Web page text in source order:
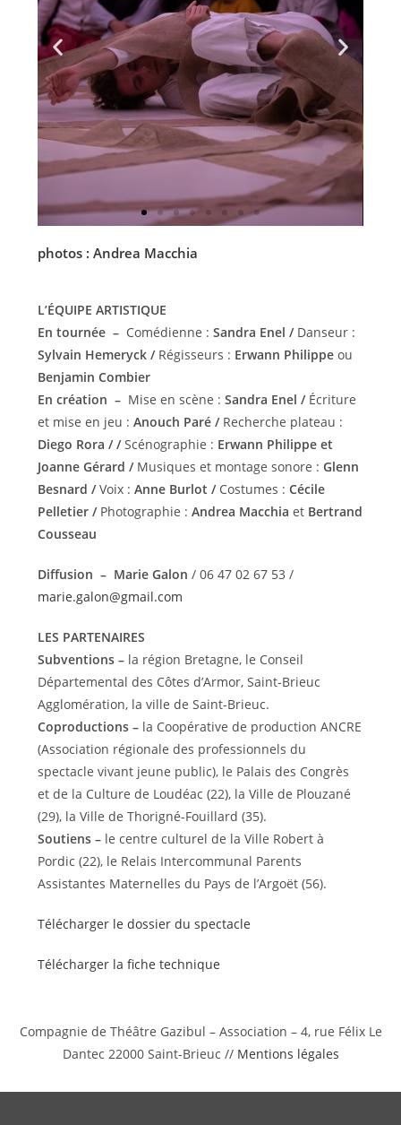
photos : Andrea Macchia
L’ÉQUIPE ARTISTIQUE
En tournée – Comédienne : Sandra Enel / Danseur :
Sylvain Hemeryck / Régisseurs : Erwann Philippeou
Benjamin Combier
En création – Mise en scène :Sandra Enel / Écriture
et mise en jeu :Anouch Paré / Recherche plateau :
Diego Rora //Scénographie : Erwann Philippe et
Joanne Gérard / Musiques et montage sonore :Glenn
Besnard /Voix :Anne Burlot / Costumes :Cécile
Pelletier / Photographie :Andrea Macchia et Bertrand
Cousseau
Diffusion – Marie Galon / 06 47 02 67 53 /
marie.galon@gmail.com
LES PARTENAIRES
Subventions – la région Bretagne, le Conseil
Départemental des Côtes d’Armor, Saint-Brieuc
Agglomération, la ville de Saint-Brieuc.
Coproductions – la Coopérative de production ANCRE
(Association régionale des professionnels du
spectacle vivant jeune public), le Palais des Congrès
et de la Culture de Loudéac (22), la Ville de Plouzané
(29), la Ville de Thorigné-Fouillard (35).
Soutiens – le centre culturel de la Ville Robert à
Pordic (22), le Relais Intercommunal Parents
Assistantes Maternelles du Pays de l’Argoët (56).
Télécharger le dossier du spectacle
Télécharger la fiche technique
Compagnie de Théâtre Gazibul – Association – 4, rue Félix Le
Dantec 22000 Saint-Brieuc // Mentions légales